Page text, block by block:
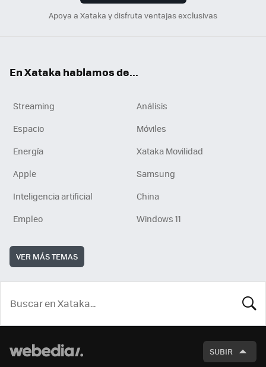
Apoya a Xataka y disfruta ventajas exclusivas
En Xataka hablamos de...
Streaming
Análisis
Espacio
Móviles
Energía
Xataka Movilidad
Apple
Samsung
Inteligencia artificial
China
Empleo
Windows 11
VER MÁS TEMAS
SUBIR